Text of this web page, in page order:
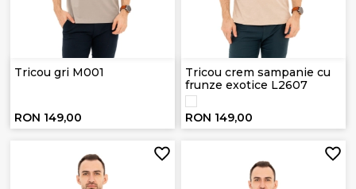
Tricou gri M001
RON 149,00
Tricou crem sampanie cu
frunze exotice L2607
RON 149,00